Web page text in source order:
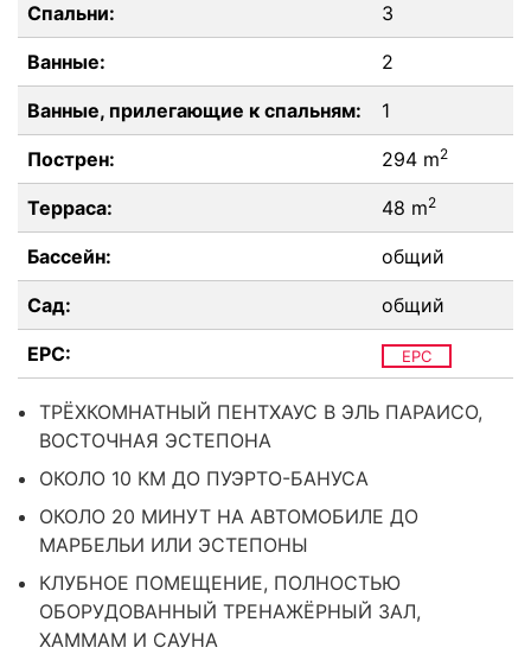
Спальни: 3
Ванные: 2
Ванные, прилегающие к спальням: 1
Пострен: 294 m2
Терраса: 48 m2
Бассейн: общий
Сад: общий
EPC: EPC
ТРЁХКОМНАТНЫЙ ПЕНТХАУС В ЭЛЬ ПАРАИСО,
ВОСТОЧНАЯ ЭСТЕПОНА
ОКОЛО 10 КМ ДО ПУЭРТО-БАНУСА
ОКОЛО 20 МИНУТ НА АВТОМОБИЛЕ ДО
МАРБЕЛЬИ ИЛИ ЭСТЕПОНЫ
КЛУБНОЕ ПОМЕЩЕНИЕ, ПОЛНОСТЬЮ
ОБОРУДОВАННЫЙ ТРЕНАЖЁРНЫЙ ЗАЛ,
ХАММАМ И САУНА